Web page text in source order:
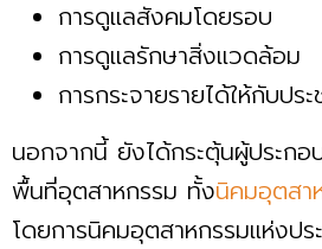
การดูแลสังคมโดยรอบ
การดูแลรักษาสิ่งแวดล้อม
การกระจายรายได้ให้กับปร
นอกจากนี้ ยังได้กระตุ้นผู้ประกอ
พื้นที่อุตสาหกรรม ทั้งนิคมอุตสา
โดยการนิคมอุตสาหกรรมแห่งปร